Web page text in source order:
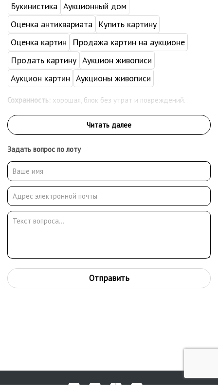
Букинистика Аукционный дом
Оценка антиквариата
Купить картину
Оценка картин
Продажа картин на аукционе
Продать картину Аукцион живописи
Аукцион картин Аукционы живописи
Сохранность: хорошая, блок без утрат и повреждений.
Задать вопрос по лоту
Отправить